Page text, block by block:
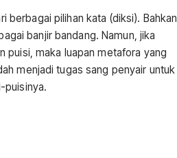
berbagai pilihan kata (diksi). Bahkan
banjir bandang. Namun, jika
puisi, maka luapan metafora yang
menjadi tugas sang penyair untuk
puisinya.